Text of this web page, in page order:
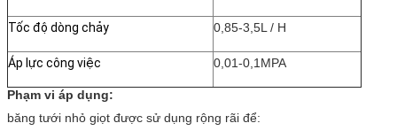
Tốc độ dòng chảy 0,85-3,5L / H
Áp lực công việc 0,01-0,1MPA
Phạm vi áp dụng:
băng tưới nhỏ giọt được sử dụng rộng rãi để: